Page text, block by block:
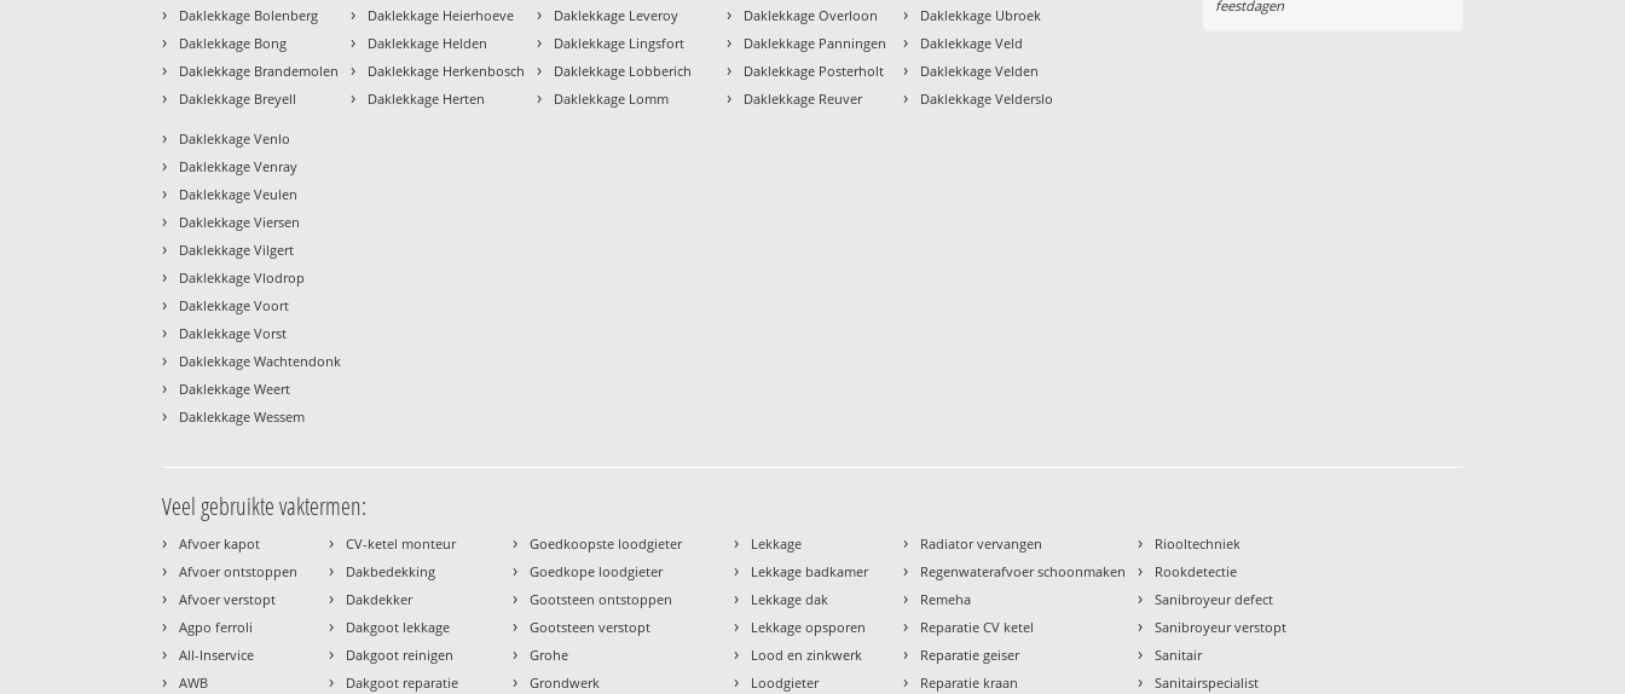
› Daklekkage Bolenberg
› Daklekkage Bong
› Daklekkage Brandemolen
› Daklekkage Breyell
› Daklekkage Heierhoeve
› Daklekkage Helden
› Daklekkage Herkenbosch
› Daklekkage Herten
› Daklekkage Leveroy
› Daklekkage Lingsfort
› Daklekkage Lobberich
› Daklekkage Lomm
› Daklekkage Overloon
› Daklekkage Panningen
› Daklekkage Posterholt
› Daklekkage Reuver
› Daklekkage Ubroek
› Daklekkage Veld
› Daklekkage Velden
› Daklekkage Velderslo
› Daklekkage Venlo
› Daklekkage Venray
› Daklekkage Veulen
› Daklekkage Viersen
› Daklekkage Vilgert
› Daklekkage Vlodrop
› Daklekkage Voort
› Daklekkage Vorst
› Daklekkage Wachtendonk
› Daklekkage Weert
› Daklekkage Wessem
feestdagen
Veel gebruikte vaktermen:
› Afvoer kapot
› Afvoer ontstoppen
› Afvoer verstopt
› Agpo ferroli
› All-Inservice
› AWB
› CV-ketel monteur
› Dakbedekking
› Dakdekker
› Dakgoot lekkage
› Dakgoot reinigen
› Dakgoot reparatie
› Goedkoopste loodgieter
› Goedkope loodgieter
› Gootsteen ontstoppen
› Gootsteen verstopt
› Grohe
› Grondwerk
› Lekkage
› Lekkage badkamer
› Lekkage dak
› Lekkage opsporen
› Lood en zinkwerk
› Loodgieter
› Radiator vervangen
› Regenwaterafvoer schoonmaken
› Remeha
› Reparatie CV ketel
› Reparatie geiser
› Reparatie kraan
› Riooltechniek
› Rookdetectie
› Sanibroyeur defect
› Sanibroyeur verstopt
› Sanitair
› Sanitairspecialist